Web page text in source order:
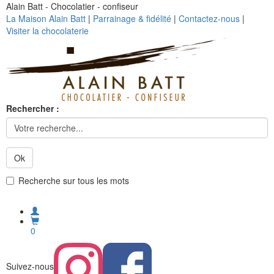
Alain Batt - Chocolatier - confiseur
La Maison Alain Batt | Parrainage & fidélité | Contactez-nous |
Visiter la chocolaterie
Rechercher :
Ok
Recherche sur tous les mots
0
Suivez-nous